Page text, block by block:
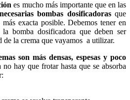
es mucho más importante que en las
bombas dosificadorasque
exacta posible. Debemos tener en
bomba dosificadora que deben ser
de la crema que vayamos a utilizar.
son más densas, espesas y poco
hay que frotar hasta que se absorba